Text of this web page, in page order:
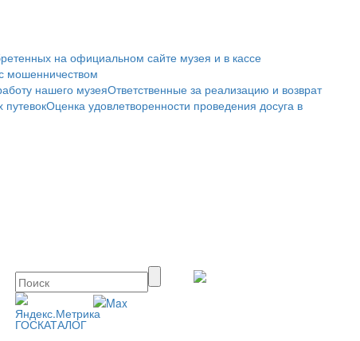
на официальном сайте музея и в кассе
мошенничеством
нашего музеяОтветственные за реализацию и возврат
Оценка удовлетворенности проведения досуга в
ГОСКАТАЛОГ